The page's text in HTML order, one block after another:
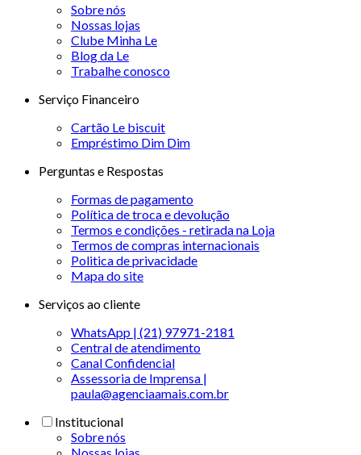
Sobre nós
Nossas lojas
Clube Minha Le
Blog da Le
Trabalhe conosco
Serviço Financeiro
Cartão Le biscuit
Empréstimo Dim Dim
Perguntas e Respostas
Formas de pagamento
Política de troca e devolução
Termos e condições - retirada na Loja
Termos de compras internacionais
Politica de privacidade
Mapa do site
Serviços ao cliente
WhatsApp | (21) 97971-2181
Central de atendimento
Canal Confidencial
Assessoria de Imprensa |
paula@agenciaamais.com.br
Institucional
Sobre nós